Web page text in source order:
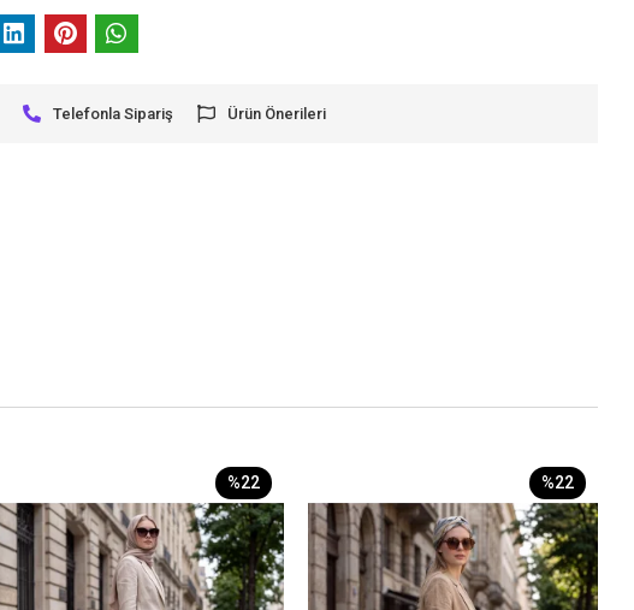
Telefonla Sipariş Ürün Önerileri
%22 %22